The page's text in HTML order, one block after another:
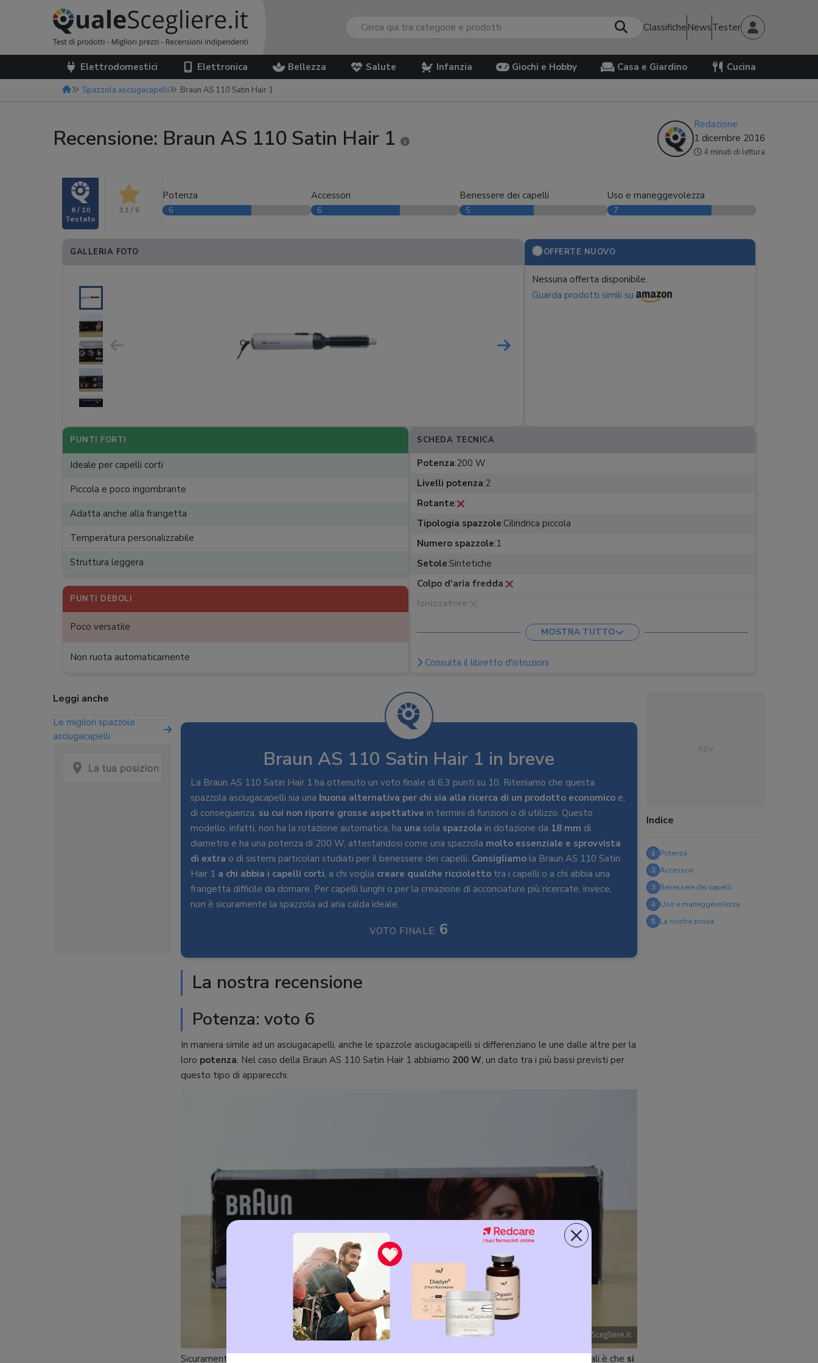
Classifiche NewsTester
Elettrodomestici Elettronica Bellezza Salute Infanzia Giochi e Hobby Casa e Giardino Cucina
Spazzola asciugacapelli Braun AS 110 Satin Hair 1
Recensione: Braun AS 110 Satin Hair 1
Redazione
1 dicembre 2016
4 minuti di lettura
6 / 10 3.1 / 5
Potenza
6
Accessori
6
Benessere dei capelli
5
Uso e maneggevolezza
7
GALLERIA FOTO OFFERTE NUOVO
Nessuna offerta disponibile.
Guarda prodotti simili su
SCHEDA TECNICA
Potenza:200 W
Livelli potenza:2
Rotante:
Tipologia spazzole:Cilindrica piccola
Numero spazzole:1
Setole:Sintetiche
Colpo d'aria fredda:
Ionizzatore:
MOSTRA TUTTO
Consulta il libretto d'istruzioni
PUNTI FORTI
Ideale per capelli corti
Piccola e poco ingombrante
Adatta anche alla frangetta
Temperatura personalizzabile
Struttura leggera
PUNTI DEBOLI
Poco versatile
Non ruota automaticamente
Indice
1 Potenza
2 Accessori
3 Benessere dei capelli
4 Uso e maneggevolezza
5 La nostra prova
Braun AS 110 Satin Hair 1 in breve
La Braun AS 110 Satin Hair 1 ha ottenuto un voto finale di 6,3 punti su 10. Riteniamo che questa
spazzola asciugacapelli sia una buona alternativa per chi sia alla ricerca di un prodotto economico e,
di conseguenza, su cui non riporre grosse aspettative in termini di funzioni o di utilizzo. Questo
modello, infatti, non ha la rotazione automatica, ha una sola spazzola in dotazione da 18 mm di
diametro e ha una potenza di 200 W, attestandosi come una spazzola molto essenziale e sprovvista
di extra o di sistemi particolari studiati per il benessere dei capelli. Consigliamo la Braun AS 110 Satin
Hair 1 a chi abbia i capelli corti, a chi voglia creare qualche riccioletto tra i capelli o a chi abbia una
frangetta difficile da domare. Per capelli lunghi o per la creazione di acconciature più ricercate, invece,
non è sicuramente la spazzola ad aria calda ideale.
VOTO FINALE: 6
La nostra recensione
Potenza: voto 6
In maniera simile ad un asciugacapelli, anche le spazzole asciugacapelli si differenziano le une dalle altre per la
loro potenza. Nel caso della Braun AS 110 Satin Hair 1 abbiamo 200 W, un dato tra i più bassi previsti per
questo tipo di apparecchi.
Sicuramente, però, questo valore può essere interpretato alla luce di due elementi, il primo dei quali è che si
Leggi anche
Le migliori spazzole
asciugacapelli
×